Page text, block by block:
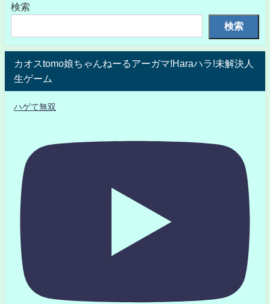
検索
検索
カオスtomo娘ちゃんねーるアーガマ!Haraハラ!未解決人
生ゲーム
ハゲて無双